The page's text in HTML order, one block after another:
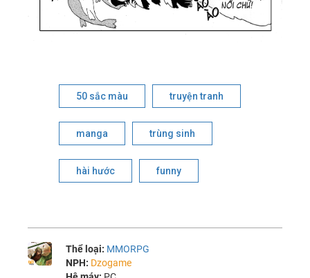
50 sắc màu truyện tranh
manga trùng sinh
hài hước funny
Thể loại: MMORPG
NPH: Dzogame